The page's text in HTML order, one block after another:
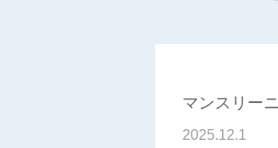
マンスリー
2025.12.1